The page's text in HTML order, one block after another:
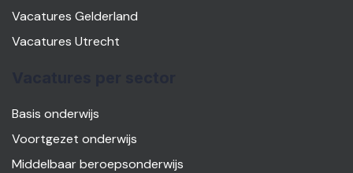
Vacatures Gelderland
Vacatures Utrecht
Basis onderwijs
Voortgezet onderwijs
Middelbaar beroepsonderwijs